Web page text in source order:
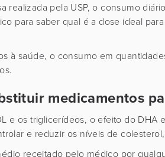
realizada pela USP, o consumo
para saber qual é a dose ideal
à saúde, o consumo em
medicamentos
e os triglicerídeos, o efeito do DHA
e reduzir os níveis de
receitado pelo médico por